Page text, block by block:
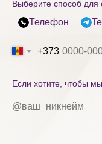
Выберите способ для
Телефон
+373
Если хотите, чтобы